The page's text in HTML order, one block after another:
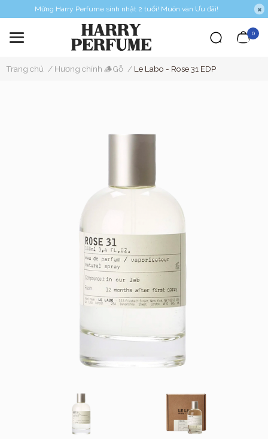
Mừng Harry Perfume sinh nhật 2 tuổi! Muôn vàn Ưu đãi!
0
Trang chủ / Hương chính 🪵Gỗ / Le Labo - Rose 31 EDP